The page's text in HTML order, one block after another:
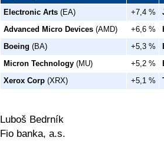
Electronic Arts (EA) +7,4 %
Advanced Micro Devices (AMD) +6,6 %
Boeing (BA) +5,3 %
Micron Technology (MU) +5,2 %
Xerox Corp (XRX) +5,1 %
Luboš Bedrník
Fio banka, a.s.